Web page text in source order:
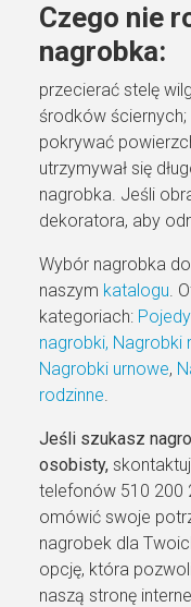
Czego nie
nagrobka:
przecierać stelę
środków ściernych;
pokrywać
utrzymywał się
nagrobka. Jeśli
dekoratora, aby
Wybór nagrobka
naszym katalogu.
kategoriach:
nagrobki, Nagrobki
Nagrobki urnowe,
rodzinne.
Jeśli szukasz
osobisty,
telefonów 510 200
omówić swoje
nagrobek dla
opcję, która
naszą stronę